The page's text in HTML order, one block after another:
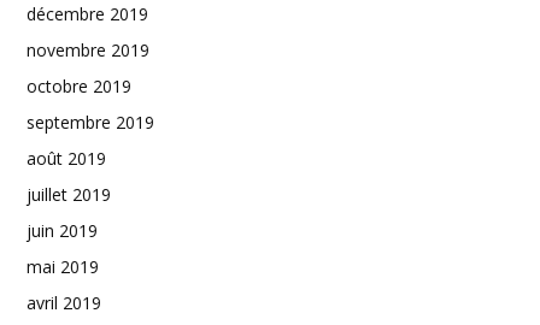
décembre 2019
novembre 2019
octobre 2019
septembre 2019
août 2019
juillet 2019
juin 2019
mai 2019
avril 2019